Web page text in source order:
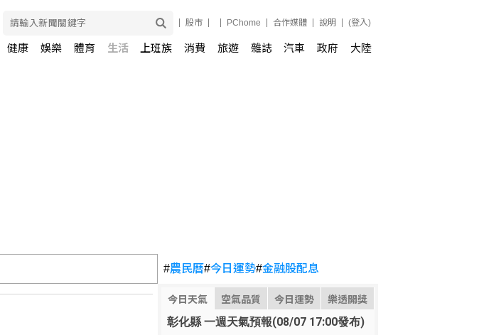
股市 PChome 合作媒體 說明 (登入)
健康 娛樂 體育 生活 上班族 消費 旅遊 雜誌 汽車 政府 大陸
#農民曆#今日運勢#金融股配息
今日天氣 空氣品質 今日運勢 樂透開獎
彰化縣 一週天氣預報(08/07 17:00發布)